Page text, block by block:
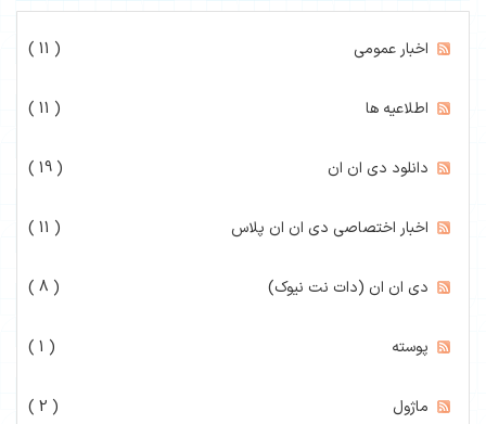
اخبار عمومی ( 11 )
اطلاعیه ها ( 11 )
دانلود دی ان ان ( 19 )
اخبار اختصاصی دی ان ان پلاس ( 11 )
دی ان ان (دات نت نیوک) ( 8 )
پوسته ( 1 )
ماژول ( 2 )